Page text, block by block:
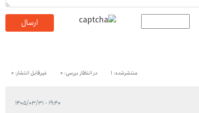
ارسال
منتشرشده: 1 در انتظار بررسی: 0 غیرقابل انتشار: 0
۱۹:۴۰ - ۱۴۰۵/۰۳/۳۱